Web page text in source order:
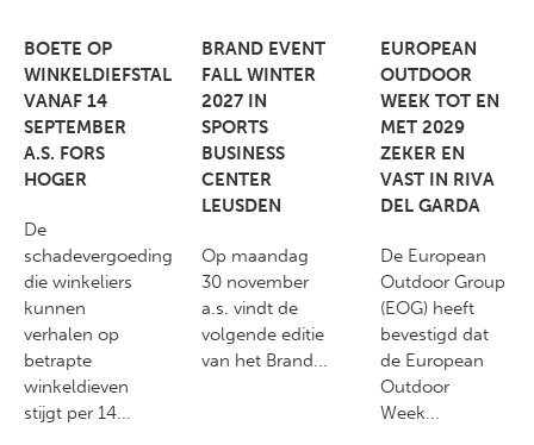
BOETE OP
WINKELDIEFSTAL
VANAF 14
SEPTEMBER
A.S. FORS
HOGER
De
schadevergoeding
die winkeliers
kunnen
verhalen op
betrapte
winkeldieven
stijgt per 14...
BRAND EVENT
FALL WINTER
2027 IN
SPORTS
BUSINESS
CENTER
LEUSDEN
Op maandag
30 november
a.s. vindt de
volgende editie
van het Brand...
EUROPEAN
OUTDOOR
WEEK TOT EN
MET 2029
ZEKER EN
VAST IN RIVA
DEL GARDA
De European
Outdoor Group
(EOG) heeft
bevestigd dat
de European
Outdoor
Week...